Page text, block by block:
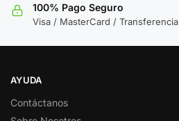
100% Pago Seguro
Visa / MasterCard / Transferencia
AYUDA
Contáctanos